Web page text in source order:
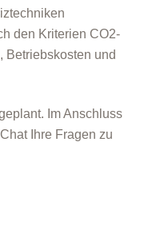
den Kriterien CO2-
Betriebskosten und
Im Anschluss
Ihre Fragen zu